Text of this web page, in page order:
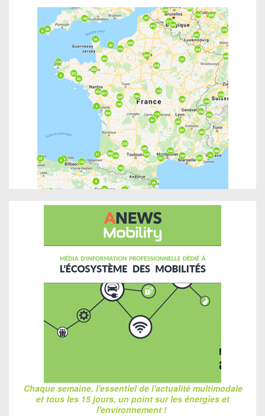
Chaque semaine, l'essentiel de l'actualité multimodale
et tous les 15 jours, un point sur les énergies et
l'environnement !